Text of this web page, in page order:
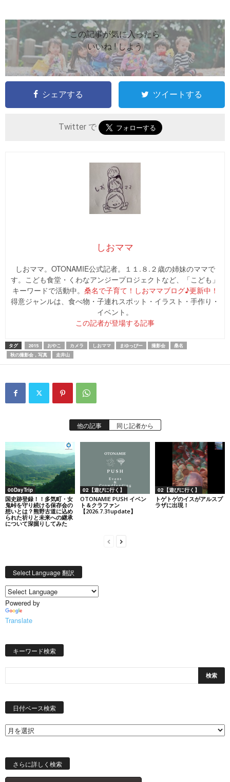
この記事が気に入ったら
いいね ! しよう
シェアする ツイートする
Twitter で
しおママ
しおママ。OTONAMIE公式記者。１１.８.２歳の姉妹のママで
す。こども食堂・くわなアンジープロジェクトなど、「こども」
キーワードで活動中。 桑名で子育て！しおママブログ♪更新中！
得意ジャンルは、食べ物・子連れスポット・イラスト・手作り・
イベント。
この記者が登場する記事
タグ 2015 おやこ カメラ しおママ まゆっぴー 撮影会
桑名
秋の撮影会，写真
走井山
他の記事 同じ記者から
00DayTrip
国史跡登録！！多気町・女
鬼峠を守り続ける保存会の
想いとは？熊野古道に込め
られた祈りと未来への継承
について深掘りしてみた
02【遊びに行く】
OTONAMIE PUSH イベン
ト＆クラファン
【2026.7.31update】
02【遊びに行く】
トゲトゲのイスがアルスプ
ラザに出現！
Select Language 翻訳
Powered by
Translate
キーワード検索
日付ベース検索
索
さらに詳しく検索